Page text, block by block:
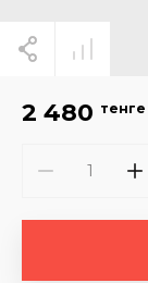
2 480 тенге